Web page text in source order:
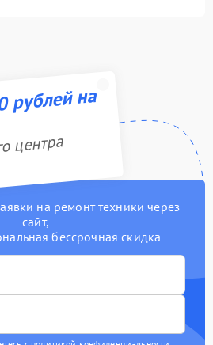
рублей на
центра
на ремонт техники через
сайт,
бессрочная скидка